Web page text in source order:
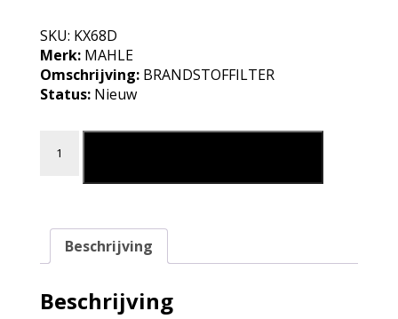
SKU: KX68D
Merk:MAHLE
Omschrijving:BRANDSTOFFILTER
Status:Nieuw
BRANDSTOFFILTER aantal
Beschrijving
Beschrijving